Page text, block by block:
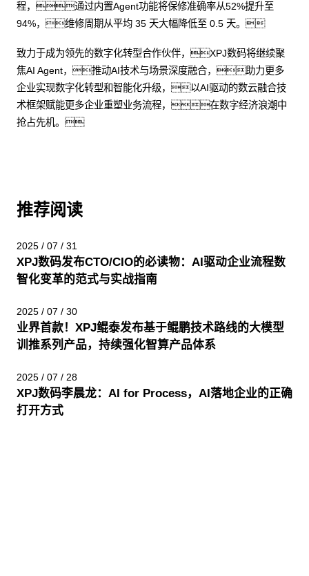
程，通过内置Agent功能将保修准确率从52%提升至
94%，维修周期从平均 35 天大幅降低至 0.5 天。
致力于成为领先的数字化转型合作伙伴，XPJ数码将继续聚
焦AI Agent，推动AI技术与场景深度融合，助力更多
企业实现数字化转型和智能化升级，以AI驱动的数云融合技
术框架赋能更多企业重塑业务流程，在数字经济浪潮中
抢占先机。
推荐阅读
2025 / 07 / 31
XPJ数码发布CTO/CIO的必读物：AI驱动企业流程数
智化变革的范式与实战指南
2025 / 07 / 30
业界首款！XPJ鲲泰发布基于鲲鹏技术路线的大模型
训推系列产品，持续强化智算产品体系
2025 / 07 / 28
XPJ数码李晨龙：AI for Process，AI落地企业的正确
打开方式